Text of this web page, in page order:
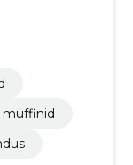
muffinid